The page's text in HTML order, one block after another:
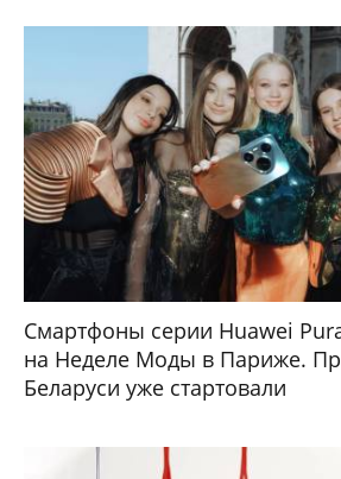
Смартфоны серии Huawei
на Неделе Моды в Париже.
Беларуси уже стартовали